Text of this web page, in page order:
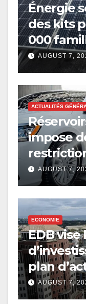
Énergie
des kits
000
AUGUST 7,
ACTUALITÉS
impose
AUGUST 7,
ECONOMIE
EDB vise
plan
mesures
AUGUST 7,